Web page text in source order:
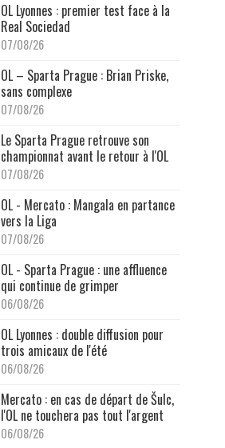
OL Lyonnes : premier test face à la
Real Sociedad
07/08/26
OL – Sparta Prague : Brian Priske,
sans complexe
07/08/26
Le Sparta Prague retrouve son
championnat avant le retour à l'OL
07/08/26
OL - Mercato : Mangala en partance
vers la Liga
07/08/26
OL - Sparta Prague : une affluence
qui continue de grimper
06/08/26
OL Lyonnes : double diffusion pour
trois amicaux de l'été
06/08/26
Mercato : en cas de départ de Šulc,
l'OL ne touchera pas tout l'argent
06/08/26